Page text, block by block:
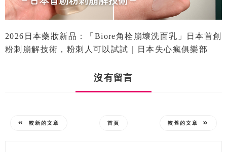
2026日本藥妝新品：「Biore角栓崩壞洗面乳」日本首創
粉刺崩解技術，粉刺人可以試試｜日本失心瘋俱樂部
沒有留言
較新的文章 首頁 較舊的文章